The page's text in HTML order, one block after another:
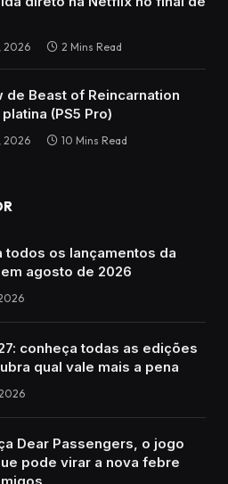
2026 2 Mins Read
de Beast of Reincarnation
(PS5 Pro)
2026 10 Mins Read
todos os lançamentos da
agosto de 2026
conheça todas as edições
qual vale mais a pena
Dear Passengers, o jogo
pode virar a nova febre